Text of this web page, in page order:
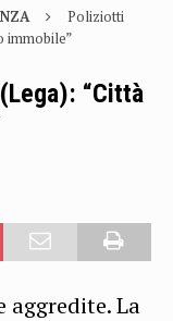
Poliziotti
immobile”
“Città
aggredite. La